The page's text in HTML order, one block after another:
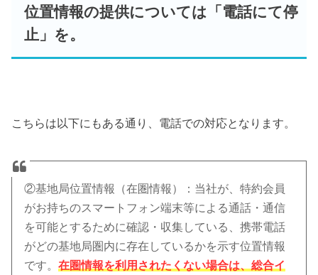
位置情報の提供については「電話にて停
止」を。
こちらは以下にもある通り、電話での対応となります。
②基地局位置情報（在圏情報）：当社が、特約会員
がお持ちのスマートフォン端末等による通話・通信
を可能とするために確認・収集している、携帯電話
がどの基地局圏内に存在しているかを示す位置情報
です。在圏情報を利用されたくない場合は、総合イ